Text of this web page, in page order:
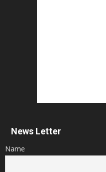
News Letter
Name